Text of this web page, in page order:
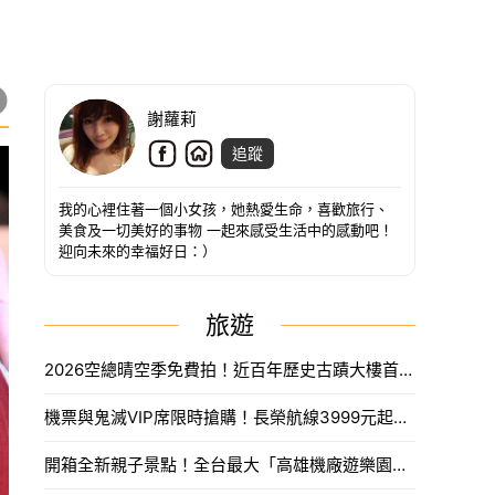
謝蘿莉
追蹤
我的心裡住著一個小女孩，她熱愛生命，喜歡旅行、
美食及一切美好的事物 一起來感受生活中的感動吧！
迎向未來的幸福好日：）
旅遊
2026空總晴空季免費拍！近百年歷史古蹟大樓首度開放，沈浸式光影藝術、星空劇場。
機票與鬼滅VIP席限時搶購！長榮航線3999元起，中信兄弟主題套票8月7日開賣攻略。
開箱全新親子景點！全台最大「高雄機廠遊樂園區」8/8開幕，攀岩場、戲水區30項設施免費玩。